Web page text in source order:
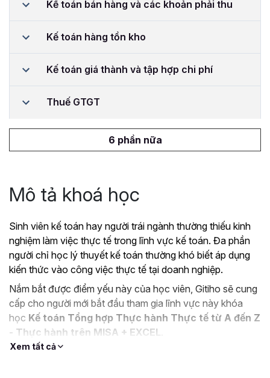
Kế toán bán hàng và các khoản phải thu
Kế toán hàng tồn kho
Kế toán giá thành và tập hợp chi phí
Thuế GTGT
6 phần nữa
Mô tả khoá học
Sinh viên kế toán hay người trái ngành thường thiếu kinh
nghiệm làm việc thực tế trong lĩnh vực kế toán. Đa phần
người chỉ học lý thuyết kế toán thường khó biết áp dụng
kiến thức vào công việc thực tế tại doanh nghiệp.
Nắm bắt được điểm yếu này của học viên, Gitiho sẽ cung
cấp cho người mới bắt đầu tham gia lĩnh vực này khóa
học Kế toán Tổng hợp Thực hành Thực tế từ A đến Z
- Thực hành trên MISA + EXCEL
Mục tiêu khi tham gia khóa
Xem tất cả